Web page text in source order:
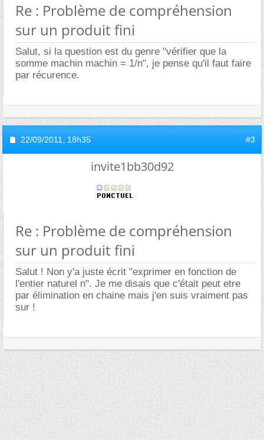
Re : Problème de compréhension
sur un produit fini
Salut, si la question est du genre "vérifier que la
somme machin machin = 1/n", je pense qu'il faut faire
par récurence.
22/09/2011, 18h35 #3
invite1bb30d92
Re : Problème de compréhension
sur un produit fini
Salut ! Non y'a juste écrit "exprimer en fonction de
l'entier naturel n". Je me disais que c'était peut etre
par élimination en chaine mais j'en suis vraiment pas
sur !